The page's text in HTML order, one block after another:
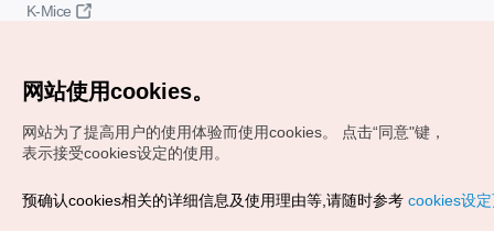
K-Mice
Copyrights (c) 韩国旅游发展局版权所有
网站使用cookies。
网站为了提高用户的使用体验而使用cookies。
点击“同意"键，
表示接受cookies设定的使用。
预确认cookies相关的详细信息及使用理由等,请随时参考 cookies设